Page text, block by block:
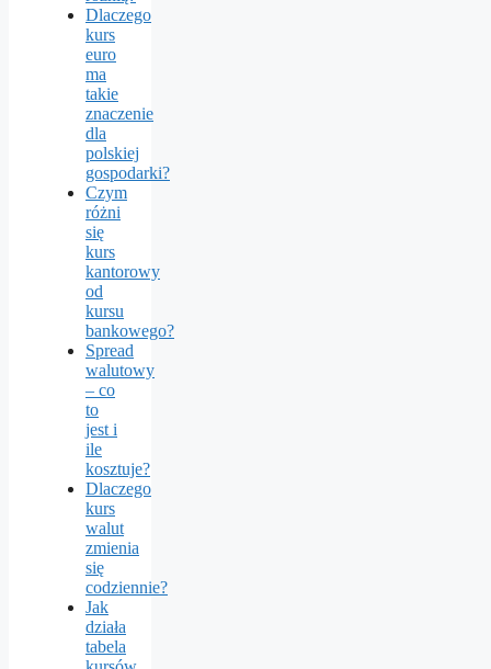
Dlaczego
kurs
euro
ma
takie
znaczenie
dla
polskiej
gospodarki?
Czym
różni
się
kurs
kantorowy
od
kursu
bankowego?
Spread
walutowy
– co
to
jest i
ile
kosztuje?
Dlaczego
kurs
walut
zmienia
się
codziennie?
Jak
działa
tabela